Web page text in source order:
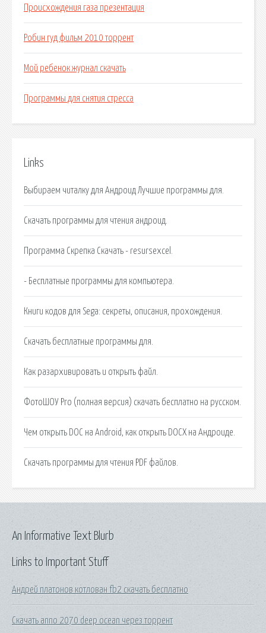
Происхождения газа презентация
Робин гуд фильм 2010 торрент
Мой ребенок журнал скачать
Программы для снятия стресса
Links
Выбираем читалку для Андроид Лучшие программы для.
Скачать программы для чтения андроид.
Программа Скрепка Скачать - resursexcel.
- Бесплатные программы для компьютера.
Книги кодов для Sega: секреты, описания, прохождения.
Скачать бесплатные программы для.
Как разархивировать и открыть файл.
ФотоШОУ Pro (полная версия) скачать бесплатно на русском.
Чем открыть DOC на Android, как открыть DOCX на Андроиде.
Скачать программы для чтения PDF файлов.
Links to Important Stuff
Андрей платонов котлован fb2 скачать бесплатно
Скачать anno 2070 deep ocean через торрент
An Informative Text Blurb